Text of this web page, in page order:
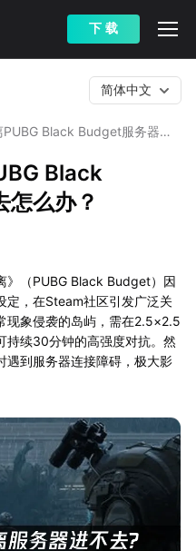
下 载
Black Budget服务器进
简体中文
Black
么办？
》（PUBG Black Budget）因
定，在Steam社区引发广泛关
现象侵袭的岛屿，需在2.5×2.5
持续30分钟的高强度对抗。然
遇到服务器连接障碍，极大影